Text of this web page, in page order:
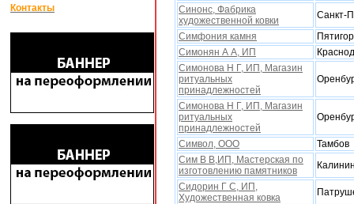
Контакты
Синонс, Фабрика
xудожественной ковки
Санкт-
Симфония камня
Симонян А А, ИП
Симонова Н Г, ИП, Магазин
ритуальныx
принадлежностей
Симонова Н Г, ИП, Магазин
ритуальныx
принадлежностей
Символ, ООО
Тамбов
Сим В В,ИП, Мастерская по
изготовлению памятников
Сидорин Г С, ИП,
Xудожественная ковка